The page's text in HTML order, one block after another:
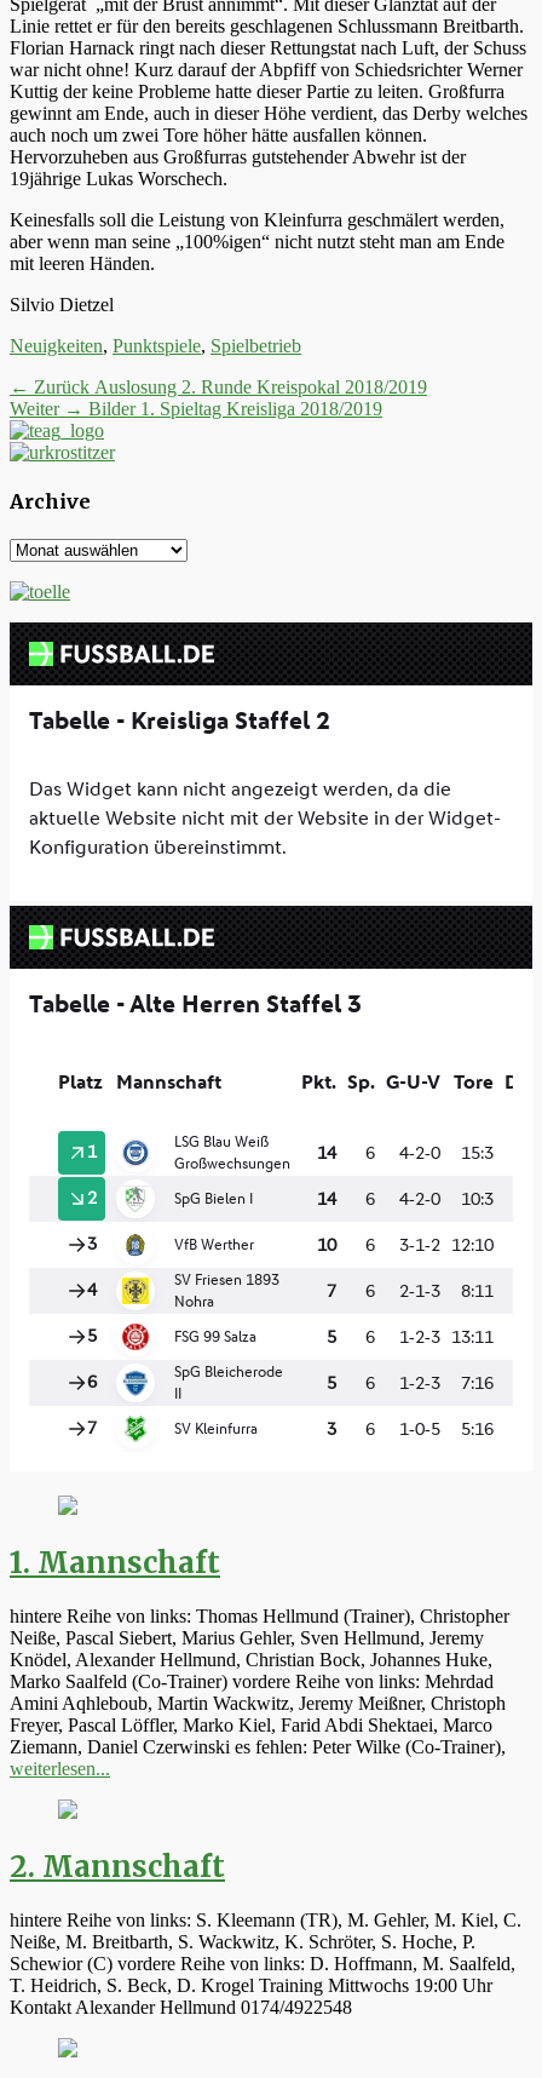
Linie rettet er für den bereits geschlagenen Schlussmann Breitbarth.
Florian Harnack ringt nach dieser Rettungstat nach Luft, der Schuss
war nicht ohne! Kurz darauf der Abpfiff von Schiedsrichter Werner
Kuttig der keine Probleme hatte dieser Partie zu leiten. Großfurra
gewinnt am Ende, auch in dieser Höhe verdient, das Derby welches
auch noch um zwei Tore höher hätte ausfallen können.
Hervorzuheben aus Großfurras gutstehender Abwehr ist der
19jährige Lukas Worschech.
Keinesfalls soll die Leistung von Kleinfurra geschmälert werden,
aber wenn man seine „100%igen“ nicht nutzt steht man am Ende
mit leeren Händen.
Silvio Dietzel
Kategorien
Neuigkeiten, Punktspiele, Spielbetrieb
Beitrags-
Navigation
← Zurück Vorheriger
Beitrag:
Auslosung 2. Runde Kreispokal 2018/2019
Weiter → Nächster
Beitrag:
Bilder 1. Spieltag Kreisliga 2018/2019
Archive
Archive
1. Mannschaft
hintere Reihe von links: Thomas Hellmund (Trainer), Christopher
Neiße, Pascal Siebert, Marius Gehler, Sven Hellmund, Jeremy
Knödel, Alexander Hellmund, Christian Bock, Johannes Huke,
Marko Saalfeld (Co-Trainer) vordere Reihe von links: Mehrdad
Amini Aqhleboub, Martin Wackwitz, Jeremy Meißner, Christoph
Freyer, Pascal Löffler, Marko Kiel, Farid Abdi Shektaei, Marco
Ziemann, Daniel Czerwinski es fehlen: Peter Wilke (Co-Trainer),
weiterlesen...
2. Mannschaft
hintere Reihe von links: S. Kleemann (TR), M. Gehler, M. Kiel, C.
Neiße, M. Breitbarth, S. Wackwitz, K. Schröter, S. Hoche, P.
Schewior (C) vordere Reihe von links: D. Hoffmann, M. Saalfeld,
T. Heidrich, S. Beck, D. Krogel Training Mittwochs 19:00 Uhr
Kontakt Alexander Hellmund 0174/4922548